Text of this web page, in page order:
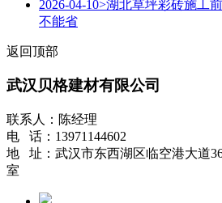
2026-04-10>湖北草坪彩砖施工
不能省
返回顶部
武汉贝格建材有限公司
联系人：陈经理
电 话：13971144602
地 址：武汉市东西湖区临空港大道
室